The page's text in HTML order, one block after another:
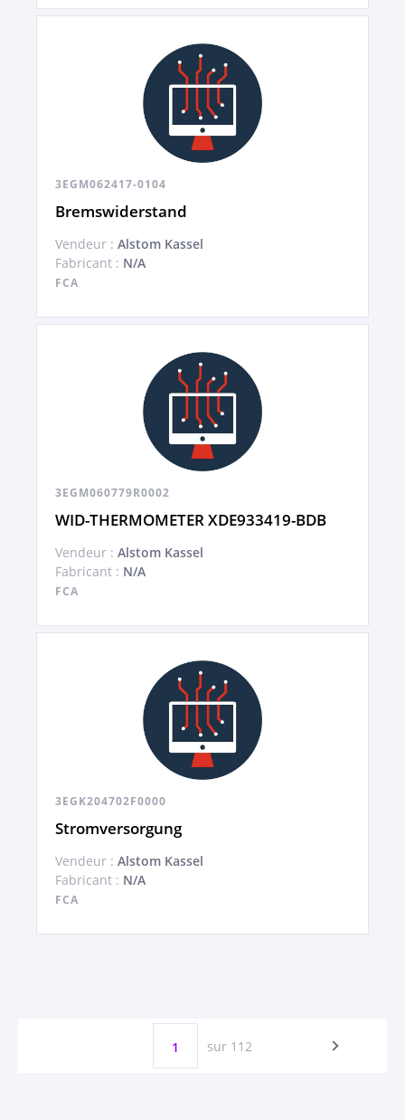
3EGM062417-0104
Bremswiderstand
Vendeur : Alstom Kassel
Fabricant : N/A
FCA
3EGM060779R0002
WID-THERMOMETER XDE933419-BDB
Vendeur : Alstom Kassel
Fabricant : N/A
FCA
3EGK204702F0000
Stromversorgung
Vendeur : Alstom Kassel
Fabricant : N/A
FCA
1 sur 112